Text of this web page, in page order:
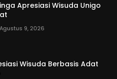
Apresiasi Wisuda Unigo
Agustus 9, 2026
Wisuda Berbasis Adat